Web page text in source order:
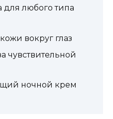
для любого типа
вокруг глаз
чувствительной
ночной крем